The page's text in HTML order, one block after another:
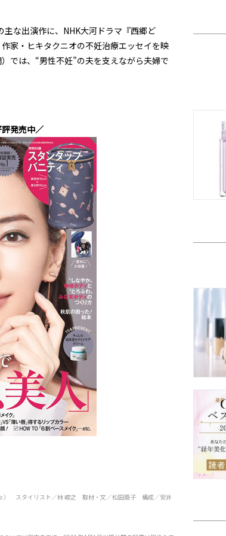
な出演作に、NHK大河ドラマ『西郷ど
家・ヒキタクニオの不妊治療エッセイを映
では、“男性不妊”の夫を支えながら夫婦で
発売中／
） スタイリスト／林 峻之 取材・文／松田亜子 構成／安井